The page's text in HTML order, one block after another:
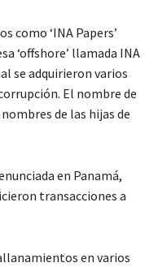
como ‘INA Papers’
‘offshore’ llamada INA
se adquirieron varios
El nombre de
de las hijas de
en Panamá,
transacciones a
en varios